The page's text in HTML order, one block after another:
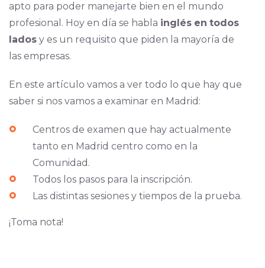
apto para poder manejarte bien en el mundo
profesional. Hoy en día se habla inglés en todos
ladosy es un requisito que piden la mayoría de
las empresas.
En este artículo vamos a ver todo lo que hay que
saber si nos vamos a examinar en Madrid:
Centros de examen que hay actualmente
tanto en Madrid centro como en la
Comunidad.
Todos los pasos para la inscripción.
Las distintas sesiones y tiempos de la prueba.
¡Toma nota!